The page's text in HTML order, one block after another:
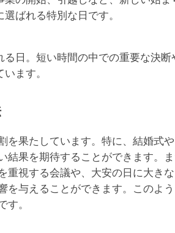
ばれる特別な日です。
日。短い時間の中での重要な決
ます。
を果たしています。特に、結婚式
結果を期待することができます。
重視する会議や、大安の日に大き
を与えることができます。このよ
す。